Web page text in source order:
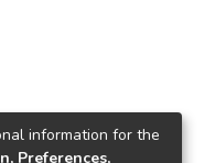
information for the
Preferences,